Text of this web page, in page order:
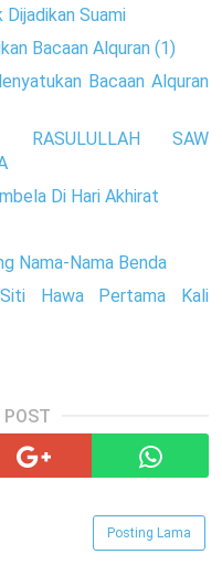
Suami
Bacaan Alquran (1)
Bacaan Alquran
RASULULLAH SAW
Di Hari Akhirat
Nama-Nama Benda
Hawa Pertama Kali
POST
Posting Lama